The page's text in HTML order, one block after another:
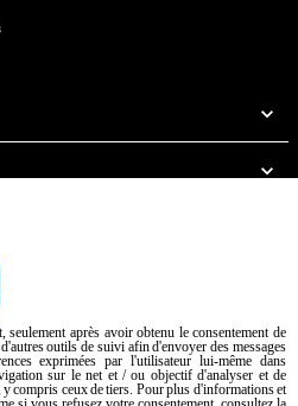
Privacy policy Cookie policy
après avoir obtenu le consentement de
outils de suivi afin d'envoyer des messages
exprimées par l'utilisateur lui-même dans
sur le net et / ou objectif d'analyser et de
compris ceux de tiers. Pour plus d'informations et